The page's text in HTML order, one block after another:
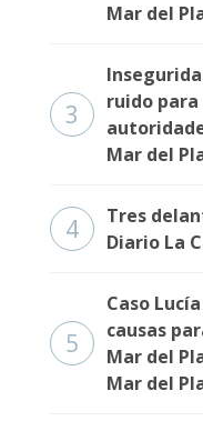
Mar del
3
ruido
Mar del
4
Tres
Diario La
5
Caso
causas
Mar del
Mar del